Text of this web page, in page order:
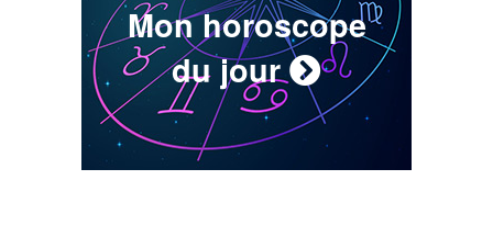
Mon horoscope
du jour